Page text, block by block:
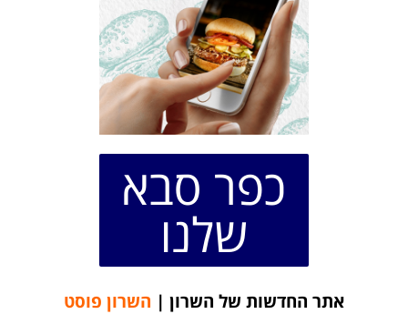
כפר סבא
שלנו
אתר החדשות של השרון | השרון פוסט